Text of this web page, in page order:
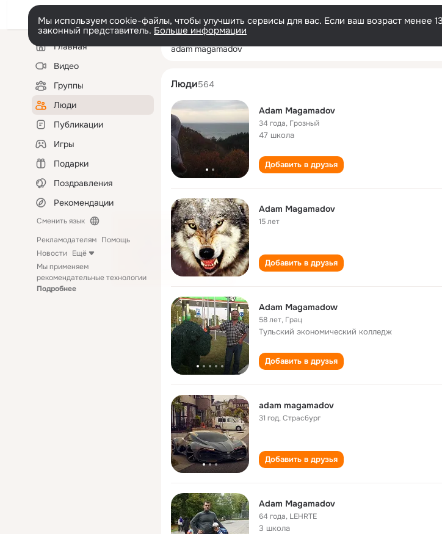
Мы используем cookie-файлы, чтобы улучшить сервисы для вас. Если ваш возраст менее
законный представитель. Больше информации
Левая
колонкаГлавная
Видео
Группы
Люди
Публикации
Игры
Подарки
Поздравления
Рекомендации
Сменить язык
Рекламодателям Помощь
Новости Ещё
Мы применяем
рекомендательные технологии
Подробнее
adam magamadov
Люди564
Adam Magamadov
34 года, Грозный
47 школа
Добавить в друзья
Adam Magamadov
15 лет
Добавить в друзья
Adam Magamadow
58 лет, Грац
Тульский экономический колледж
Добавить в друзья
adam magamadov
31 год,Страсбург
Добавить в друзья
Adam Magamadov
64 года, LEHRTE
3 школа